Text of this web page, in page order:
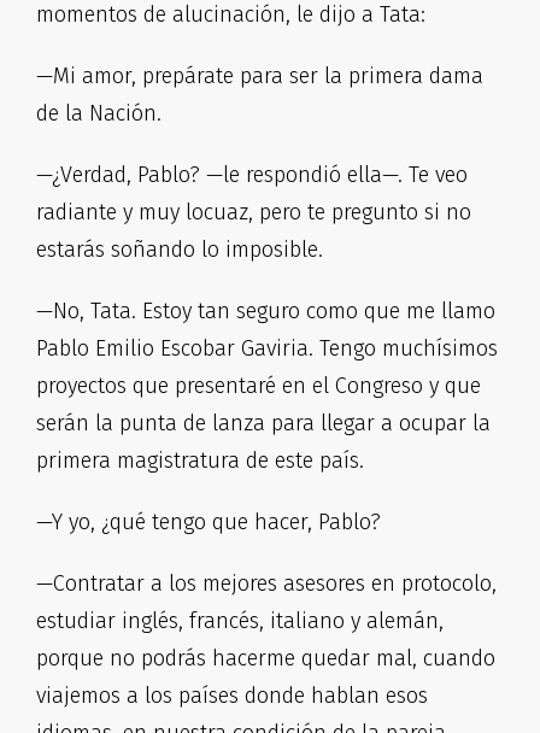
momentos de alucinación, le dijo a Tata:
—Mi amor, prepárate para ser la primera dama
de la Nación.
—¿Verdad, Pablo? —le respondió ella—. Te veo
radiante y muy locuaz, pero te pregunto si no
estarás soñando lo imposible.
—No, Tata. Estoy tan seguro como que me llamo
Pablo Emilio Escobar Gaviria. Tengo muchísimos
proyectos que presentaré en el Congreso y que
serán la punta de lanza para llegar a ocupar la
primera magistratura de este país.
—Y yo, ¿qué tengo que hacer, Pablo?
—Contratar a los mejores asesores en protocolo,
estudiar inglés, francés, italiano y alemán,
porque no podrás hacerme quedar mal, cuando
viajemos a los países donde hablan esos